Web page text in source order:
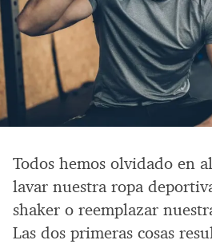
Todos hemos olvidado en
lavar nuestra ropa
shaker o reemplazar
Las dos primeras cosas